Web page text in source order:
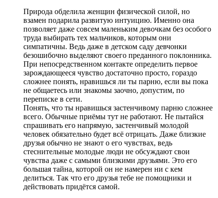
Природа обделила женщин физической силой, но
взамен подарила развитую интуицию. Именно она
позволяет даже совсем маленьким девочкам без особого
труда выбирать тех мальчиков, которым они
симпатичны. Ведь даже в детском саду девчонки
безошибочно выделяют своего преданного поклонника.
При непосредственном контакте определить первое
зарождающееся чувство достаточно просто, гораздо
сложнее понять, нравишься ли ты парню, если вы пока
не общаетесь или знакомы заочно, допустим, по
переписке в сети.
Понять, что ты нравишься застенчивому парню сложнее
всего. Обычные приёмы тут не работают. Не пытайся
спрашивать его напрямую, застенчивый молодой
человек обязательно будет всё отрицать. Даже близкие
друзья обычно не знают о его чувствах, ведь
стеснительные молодые люди не обсуждают свои
чувства даже с самыми близкими друзьями. Это его
большая тайна, которой он не намерен ни с кем
делиться. Так что его друзья тебе не помощники и
действовать придётся самой.